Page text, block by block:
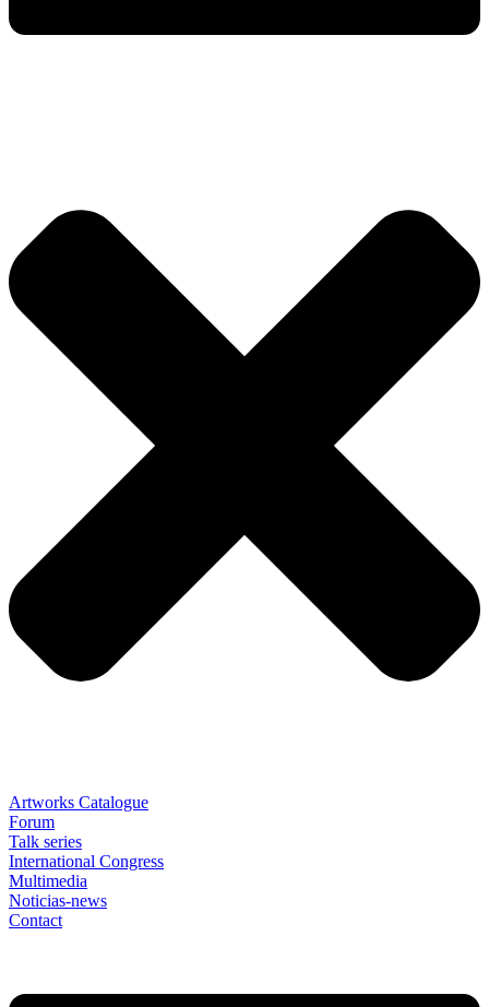
Artworks Catalogue
Forum
Talk series
International Congress
Multimedia
Noticias-news
Contact